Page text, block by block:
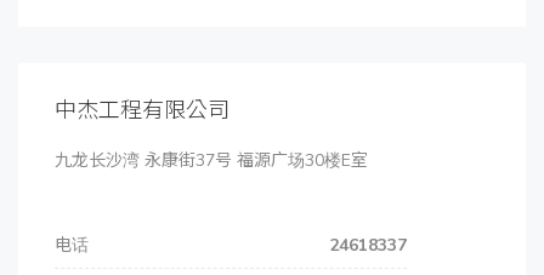
中杰工程有限公司
九龙长沙湾 永康街37号 福源广场30楼E室
电话
24618337